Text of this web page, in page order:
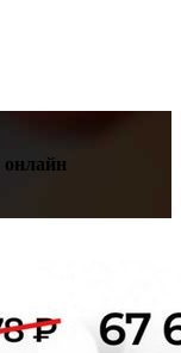
онлайн